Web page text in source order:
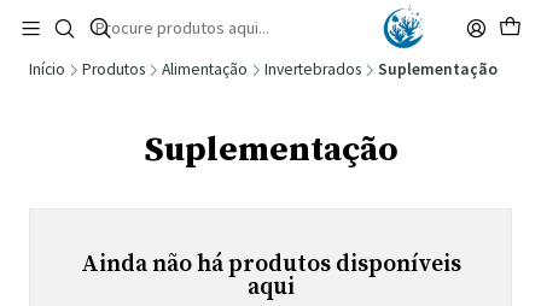
🚚 Portugal Continental: Portes Grátis desde 149,90€ (Envio extresso: 14,90€)
Ler mais
Início Produtos Alimentação Invertebrados Suplementação
Suplementação
Ainda não há produtos disponíveis
aqui